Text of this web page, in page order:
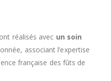
réalisés avec un soin
associant l’expertise
française des fûts de